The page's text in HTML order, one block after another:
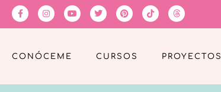
CONÓCEME CURSOS PROYECTOS